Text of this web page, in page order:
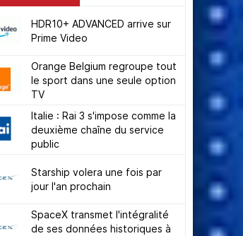
HDR10+ ADVANCED arrive sur
Prime Video
Orange Belgium regroupe tout
le sport dans une seule option
TV
Italie : Rai 3 s'impose comme la
deuxième chaîne du service
public
Starship volera une fois par
jour l'an prochain
SpaceX transmet l'intégralité
de ses données historiques à